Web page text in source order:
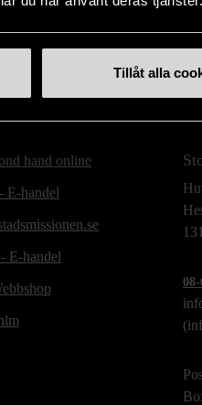
Tillåt alla
hand online
E-handel
E-handel